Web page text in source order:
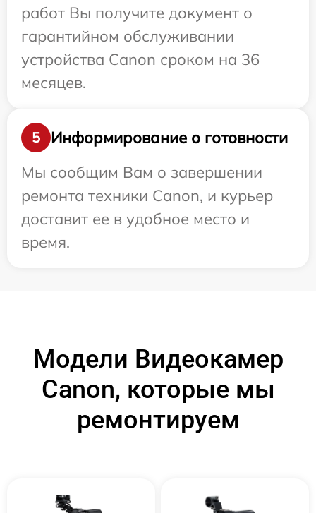
работ Вы получите документ о
гарантийном обслуживании
устройства Canon сроком на 36
месяцев.
5
Информирование о готовности
Мы сообщим Вам о завершении
ремонта техники Canon, и курьер
доставит ее в удобное место и
время.
Модели Видеокамер
Canon, которые мы
ремонтируем